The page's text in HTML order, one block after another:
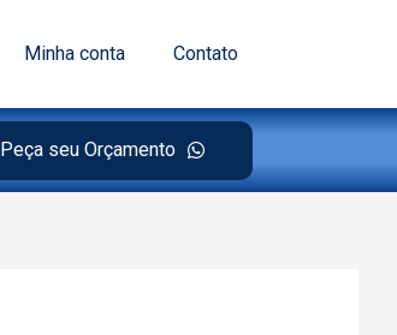
Minha conta Contato
Peça seu Orçamento